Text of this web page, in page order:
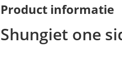
Product informatie
Shungiet one